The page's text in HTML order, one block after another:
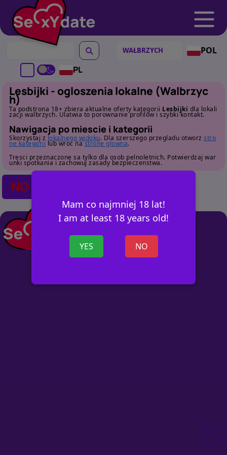
POL
PL
Mam co najmniej 18 lat!
I am at least 18 years old!
YES NO
Lesbijki - ogloszenia lokalne (Walbrzyc
h)
Ta podstrona 18+ zbiera aktualne oferty kategorii Lesbijki dla lokali
zacji walbrzych. Ulatwia to porownanie profilow i szybki kontakt.
Nawigacja po miescie i kategorii
Skorzystaj z lokalnego widoku. Dla szerszego przegladu otworz stro
ne kategorii lub wroc nastrone glowna.
Tresci przeznaczone sa tylko dla osob pelnoletnich. Potwierdzaj war
unki spotkania i zachowuj zasady bezpieczenstwa.
NO POSTS FOUND